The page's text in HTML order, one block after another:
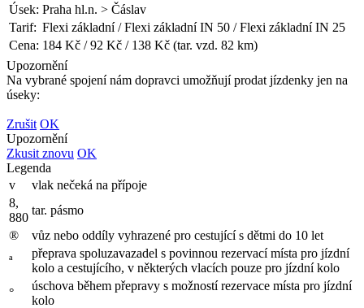
Úsek: Praha hl.n. > Čáslav
Tarif: Flexi základní / Flexi základní IN 50 / Flexi základní IN 25
Cena: 184 Kč / 92 Kč / 138 Kč (tar. vzd. 82 km)
Upozornění
Na vybrané spojení nám dopravci umožňují prodat jízdenky jen na
úseky:
Zrušit OK
Upozornění
Zkusit znovu OK
Legenda
v
vlak nečeká na přípoje
8,
880
tar. pásmo
®
vůz nebo oddíly vyhrazené pro cestující s dětmi do 10 let
ª
přeprava spoluzavazadel s povinnou rezervací místa pro jízdní
kolo a cestujícího, v některých vlacích pouze pro jízdní kolo
°
úschova během přepravy s možností rezervace místa pro jízdní
kolo